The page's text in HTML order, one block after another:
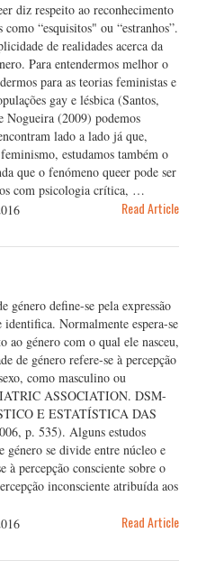
diz respeito ao reconhecimento
“esquisitos" ou “estranhos”.
de realidades acerca da
Para entendermos melhor o
para as teorias feministas e
gay e lésbica (Santos,
Nogueira (2009) podemos
lado a lado já que,
estudamos também o
que o fenómeno queer pode ser
com psicologia crítica, …
Read Article
género define-se pela expressão
Normalmente espera-se
ao género com o qual ele nasceu,
de género refere-se à percepção
como masculino ou
ASSOCIATION. DSM-
E ESTATÍSTICA DAS
p. 535). Alguns estudos
género se divide entre núcleo e
à percepção consciente sobre o
inconsciente atribuída aos
Read Article